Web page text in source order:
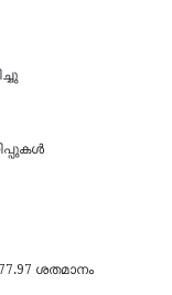
ശതമാനം